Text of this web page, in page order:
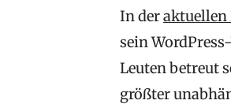
In deraktuellen
sein
Leuten betreut
größter